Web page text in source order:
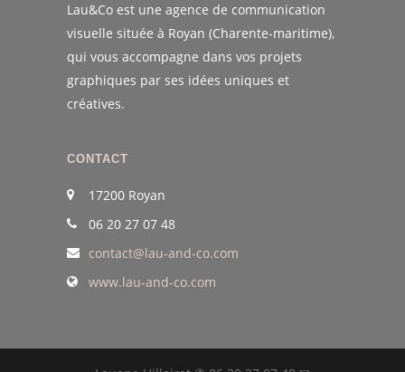
Lau&Co est une agence de communication
visuelle située à Royan (Charente-maritime),
qui vous accompagne dans vos projets
graphiques par ses idées uniques et
créatives.
CONTACT
17200 Royan
06 20 27 07 48
contact@lau-and-co.com
www.lau-and-co.com